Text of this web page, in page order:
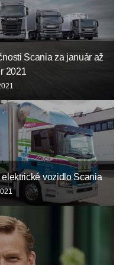
Scania za január až
2021
vozidlo Scania